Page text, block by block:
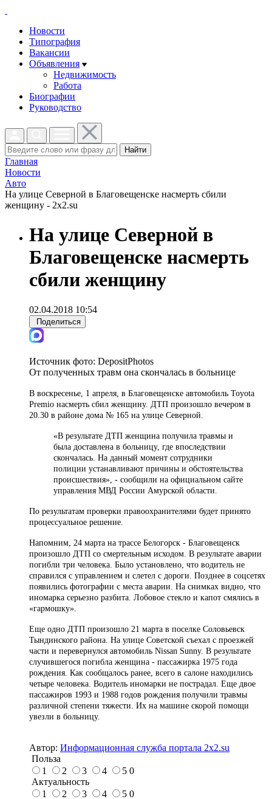
Новости
Типография
Вакансии
Объявления
Недвижимость
Работа
Биографии
Руководство
Найти
Главная
Новости
Авто
На улице Северной в Благовещенске насмерть сбили
женщину - 2x2.su
На улице Северной в
Благовещенске насмерть
сбили женщину
02.04.2018 10:54
Поделиться
Источник фото: DepositPhotos
От полученных травм она скончалась в больнице
В воскресенье, 1 апреля, в Благовещенске автомобиль Toyota
Premio насмерть сбил женщину. ДТП произошло вечером в
20.30 в районе дома № 165 на улице Северной.
«В результате ДТП женщина получила травмы и
была доставлена в больницу, где впоследствии
скончалась. На данный момент сотрудники
полиции устанавливают причины и обстоятельства
происшествия», - сообщили на официальном сайте
управления МВД России Амурской области.
По результатам проверки правоохранителями будет принято
процессуальное решение.
Напомним, 24 марта на трассе Белогорск - Благовещенск
произошло ДТП со смертельным исходом. В результате аварии
погибли три человека. Было установлено, что водитель не
справился с управлением и слетел с дороги. Позднее в соцсетях
появились фотографии с места аварии. На снимках видно, что
иномарка серьезно разбита. Лобовое стекло и капот смялись в
«гармошку».
Еще одно ДТП произошло 21 марта в поселке Соловьевск
Тындинского района. На улице Советской съехал с проезжей
части и перевернулся автомобиль Nissan Sunny. В результате
случившегося погибла женщина - пассажирка 1975 года
рождения. Как сообщалось ранее, всего в салоне находились
четыре человека. Водитель иномарки не пострадал. Еще двое
пассажиров 1993 и 1988 годов рождения получили травмы
различной степени тяжести. Их на машине скорой помощи
увезли в больницу.
Автор: Информационная служба портала 2x2.su
Польза
1
2 3 4 5 0
Актуальность
1
2 3 4 5 0